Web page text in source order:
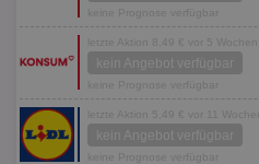
keine Prognose verfügbar
letzte Aktion 8,49 € vor 5 Wochen
kein Angebot verfügbar
keine Prognose verfügbar
letzte Aktion 5,49 € vor 11 Wochen
kein Angebot verfügbar
keine Prognose verfügbar